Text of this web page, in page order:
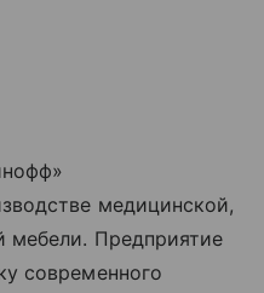
медицинской,
мебели. Предприятие
современного